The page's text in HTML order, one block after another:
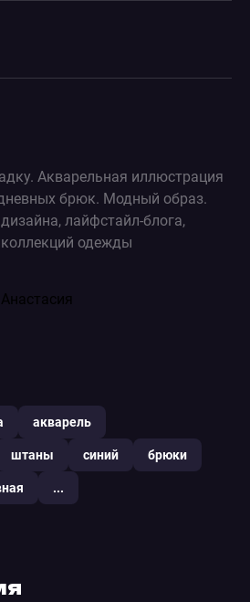
Акварельная иллюстрация
брюк. Модный образ.
лайфстайл-блога,
коллекций одежды
акварель
штаны синий брюки
...